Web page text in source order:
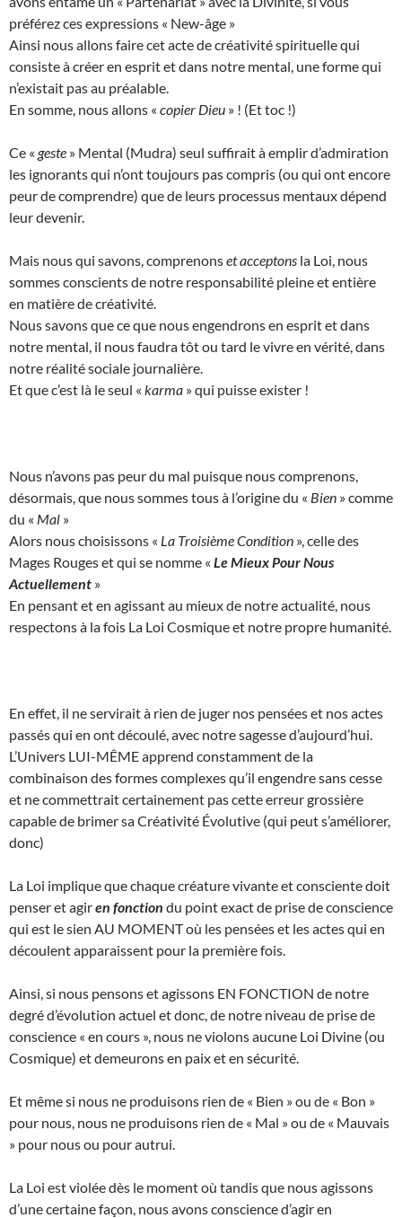
préférez ces expressions « New-âge »
Ainsi nous allons faire cet acte de créativité spirituelle qui
consiste à créer en esprit et dans notre mental, une forme qui
n’existait pas au préalable.
En somme, nous allons « copier Dieu » ! (Et toc !)
Ce « geste » Mental (Mudra) seul suffirait à emplir d’admiration
les ignorants qui n’ont toujours pas compris (ou qui ont encore
peur de comprendre) que de leurs processus mentaux dépend
leur devenir.
Mais nous qui savons, comprenonset acceptons la Loi, nous
sommes conscients de notre responsabilité pleine et entière
en matière de créativité.
Nous savons que ce que nous engendrons en esprit et dans
notre mental, il nous faudra tôt ou tard le vivre en vérité, dans
notre réalité sociale journalière.
Et que c’est là le seul « karma » qui puisse exister !
Nous n’avons pas peur du mal puisque nous comprenons,
désormais, que nous sommes tous à l’origine du « Bien » comme
du « Mal »
Alors nous choisissons « La Troisième Condition », celle des
Mages Rouges et qui se nomme « Le Mieux Pour Nous
Actuellement »
En pensant et en agissant au mieux de notre actualité, nous
respectons à la fois La Loi Cosmique et notre propre humanité.
En effet, il ne servirait à rien de juger nos pensées et nos actes
passés qui en ont découlé, avec notre sagesse d’aujourd’hui.
L’Univers LUI-MÊME apprend constamment de la
combinaison des formes complexes qu’il engendre sans cesse
et ne commettrait certainement pas cette erreur grossière
capable de brimer sa Créativité Évolutive (qui peut s’améliorer,
donc)
La Loi implique que chaque créature vivante et consciente doit
penser et agiren fonction du point exact de prise de conscience
qui est le sien AU MOMENT où les pensées et les actes qui en
découlent apparaissent pour la première fois.
Ainsi, si nous pensons et agissons EN FONCTION de notre
degré d’évolution actuel et donc, de notre niveau de prise de
conscience « en cours », nous ne violons aucune Loi Divine (ou
Cosmique) et demeurons en paix et en sécurité.
Et même si nous ne produisons rien de « Bien » ou de « Bon »
pour nous, nous ne produisons rien de « Mal » ou de « Mauvais
» pour nous ou pour autrui.
La Loi est violée dès le moment où tandis que nous agissons
d’une certaine façon, nous avons conscience d’agir en